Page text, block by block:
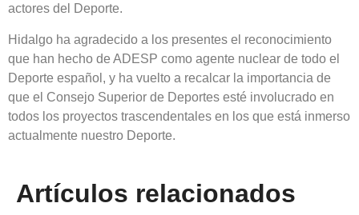
actores del Deporte.
Hidalgo ha agradecido a los presentes el reconocimiento
que han hecho de ADESP como agente nuclear de todo el
Deporte español, y ha vuelto a recalcar la importancia de
que el Consejo Superior de Deportes esté involucrado en
todos los proyectos trascendentales en los que está inmerso
actualmente nuestro Deporte.
Artículos relacionados